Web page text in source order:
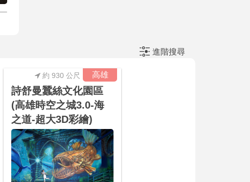
進階搜尋
高雄
約 930 公尺
詩舒曼蠶絲文化園區
(高雄時空之城3.0-海
之道-超大3D彩繪)